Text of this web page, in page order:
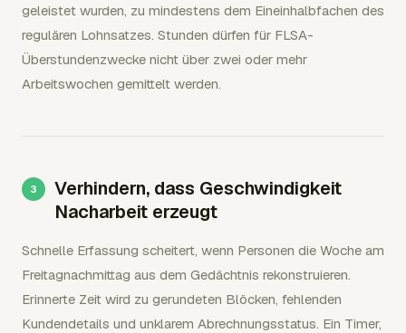
geleistet wurden, zu mindestens dem Eineinhalbfachen des
regulären Lohnsatzes. Stunden dürfen für FLSA-
Überstundenzwecke nicht über zwei oder mehr
Arbeitswochen gemittelt werden.
Verhindern, dass Geschwindigkeit
Nacharbeit erzeugt
Schnelle Erfassung scheitert, wenn Personen die Woche am
Freitagnachmittag aus dem Gedächtnis rekonstruieren.
Erinnerte Zeit wird zu gerundeten Blöcken, fehlenden
Kundendetails und unklarem Abrechnungsstatus. Ein Timer,